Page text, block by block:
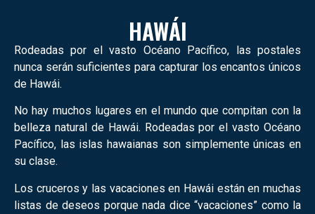
HAWÁI
Rodeadas por el vasto Océano Pacífico, las postales
nunca serán suficientes para capturar los encantos únicos
de Hawái.
No hay muchos lugares en el mundo que compitan con la
belleza natural de Hawái. Rodeadas por el vasto Océano
Pacífico, las islas hawaianas son simplemente únicas en
su clase.
Los cruceros y las vacaciones en Hawái están en muchas
listas de deseos porque nada dice “vacaciones” como la